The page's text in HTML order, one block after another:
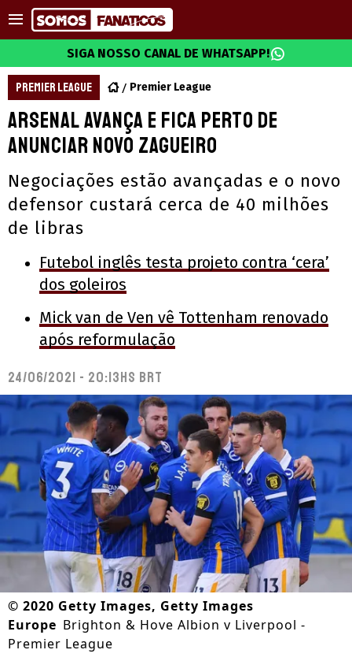
SIGA NOSSO CANAL DE WHATSAPP!
PREMIER LEAGUE Premier League
Arsenal avança e fica perto de
anunciar novo zagueiro
Negociações estão avançadas e o novo
defensor custará cerca de 40 milhões
de libras
Futebol inglês testa projeto contra ‘cera’
dos goleiros
Mick van de Ven vê Tottenham renovado
após reformulação
24/06/2021 - 20:13hs BRT
© 2020 Getty Images, Getty Images
Europe Brighton & Hove Albion v Liverpool -
Premier League